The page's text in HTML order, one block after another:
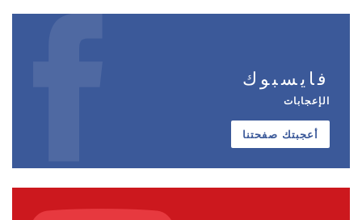
فايسبوك
الإعجابات
أعجبتك صفحتنا